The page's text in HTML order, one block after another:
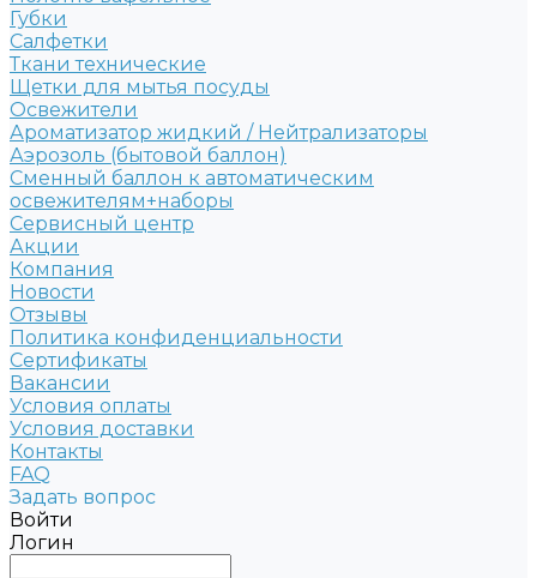
Губки
Салфетки
Ткани технические
Щетки для мытья посуды
Освежители
Ароматизатор жидкий / Нейтрализаторы
Аэрозоль (бытовой баллон)
Сменный баллон к автоматическим
освежителям+наборы
Сервисный центр
Акции
Компания
Новости
Отзывы
Политика конфиденциальности
Сертификаты
Вакансии
Условия оплаты
Условия доставки
Контакты
FAQ
Задать вопрос
Войти
Логин